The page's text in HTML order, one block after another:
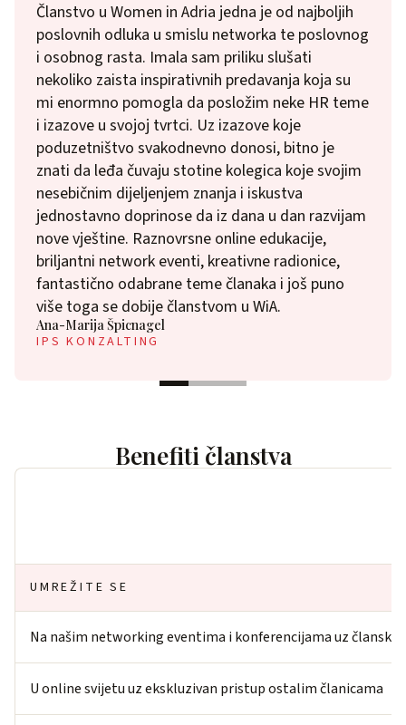
Izvrstan, konstruktivan projekt koji na najbolji
način umrežava žene, poduzetnice i zaposlenice.
Kroz radionice, konferencije, članke i ostala
druženja imala sam priliku uključiti se aktivno i
prezentirati svoj posao i sebe te naučiti puno od
ostalih članica. Svakako projekt kojeg podržavam
već godinama i želim puno uspjeha te se veselim
novim sadržajima.
Sanja Varlaj
SV EDUCATION & CONSULTING
Benefiti članstva
UMREŽITE SE
Na našim networking eventima i konferencijama uz članski
U online svijetu uz ekskluzivan pristup ostalim članicama